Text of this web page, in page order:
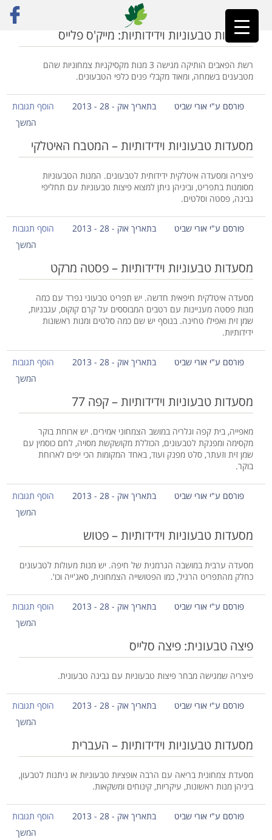
ראשי»אורי שביט
מסעדות טבעוניות וידידותיות: מייק'ס פלייס
רשת הפאבים הותיקה מגישה 3 מנות מקסיקניות צמחוניות שהם
מטבענים בשמחה, ומאוד מקבלי פנים כלפי הטבעונים.
פורסם ע"י אורי שביט בתאריך אוק - 28 - 2013
הוסף תגובות
המשך
מסעדות טבעוניות וידידותיות – המטבח האיטלקי
פיצריה ומסעדה איטלקית ידידותית לטבעונים. המנות הטבעוניות
מסומנות בתפריט, וביניהן ניתן למצוא פיצות טבעוניות עם תחליפי
גבינה, פסטה וסלטים.
פורסם ע"י אורי שביט בתאריך אוק - 28 - 2013
הוסף תגובות
המשך
מסעדות טבעוניות וידידותיות – פסטה מרקט
מסעדה איטלקית חיפאית חדשה. יש תפריט טבעוני נפרד עם כמה
מנות פסטה מעניינות עם רטבים המבוססים על קרם קוקוס, עגבניות,
שמן זית ואפילו טחינה. בנוסף יש שם כמה סלטים ומנות ראשונות
ידידותיות.
פורסם ע"י אורי שביט בתאריך אוק - 28 - 2013
הוסף תגובות
המשך
מסעדות טבעוניות וידידותיות – קפה 77
מאפייה, בית קפה וגלריה במושב הצמחוני אמירים. יש ארוחת בוקר
מקסימה ומפנקת לטבעונים, הכוללת מקושקשת מסויה, לחם כוסמין עם
שמן זית וזעתר, סלט מפנק ועוד, באחד המקומות הכי יפים לארוחת
בוקר.
פורסם ע"י אורי שביט בתאריך אוק - 28 - 2013
הוסף תגובות
המשך
מסעדות טבעוניות וידידותיות – פטוש
מסעדה ערבית במושבה הגרמנית של חיפה. יש מנות מעולות לטבעונים
כחלק מהתפריט הרגיל, כמו הפטושייה הצמחונית, סאג'ייה וכו'.
פורסם ע"י אורי שביט בתאריך אוק - 28 - 2013
הוסף תגובות
המשך
פיצה טבעונית: פיצה סלייס
פיצריה שמגישה מבחר פיצות טבעוניות עם גבינה טבעונית.
פורסם ע"י אורי שביט בתאריך אוק - 28 - 2013
הוסף תגובות
המשך
מסעדות טבעוניות וידידותיות – העברית
מסעדת צמחונית בריאה עם הרבה אופציות טבעוניות או ניתנות לטבעון,
ביניהן מנות ראשונות, עיקריות, קינוחים ומשקאות.
פורסם ע"י אורי שביט בתאריך אוק - 28 - 2013
הוסף תגובות
המשך